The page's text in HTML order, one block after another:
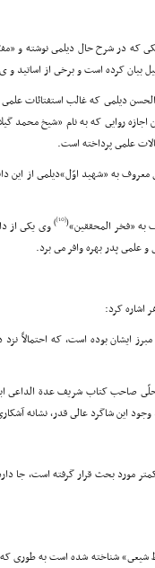
در شرح حال دیلمى نوشته و
بیان کرده است و برخى از اساتید و
الحسن دیلمى که غالب استفتائات
روایى که به نام «شیخ محمد
علمى پرداخته است.
به «شهید اوّل»دیلمى از این
(
[10]
)وى یکى از
علمى پدر بهره وافر مى برد.
اشاره کرد:
ایشان بوده است، که احتمالاً نزد
حلّى صاحب کتاب شریف عدة الداعى
این شاگرد عالى قدر، نشانه
مورد بحث قرار گرفته است، جا
شیعى» شناخته شده است به